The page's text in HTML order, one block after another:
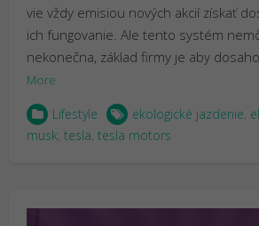
vie vždy emisiou nových akcií získať
ich fungovanie. Ale tento systém
nekonečna, základ firmy je aby
More
Lifestyle ekologické jazdenie
musk tesla tesla motors